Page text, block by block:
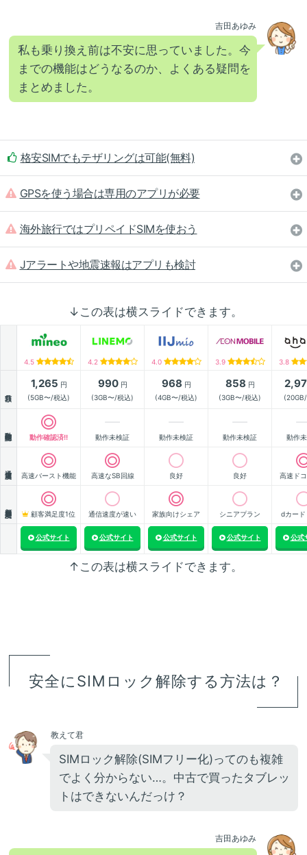
吉田あゆみ
私も乗り換え前は不安に思っていました。今
までの機能はどうなるのか、よくある疑問を
まとめました。
格安SIMでもテザリングは可能(無料)
GPSを使う場合は専用のアプリが必要
海外旅行ではプリペイドSIMを使おう
Jアラートや地震速報はアプリも検討
↓この表は横スライドできます。
4.5 4.2 4.0 3.9 3.8
1,265 円
(5GB〜/税込)
990円
(3GB〜/税込)
968 円
(4GB〜/税込)
858 円
(3GB〜/税込)
動作確認済!! 動作未検証 動作未検証 動作未検証 動作
高速バースト機能 高速なSB回線 良好 良好 高速ド
顧客満足度1位 通信速度が速い 家族向けシェア シニアプラン dカード
公式サイト 公式サイト 公式サイト 公式サイト 公式
↑この表は横スライドできます。
安全にSIMロック解除する方法は？
教えて君
SIMロック解除(SIMフリー化)ってのも複雑
でよく分からない…。中古で買ったタブレッ
トはできないんだっけ？
吉田あゆみ